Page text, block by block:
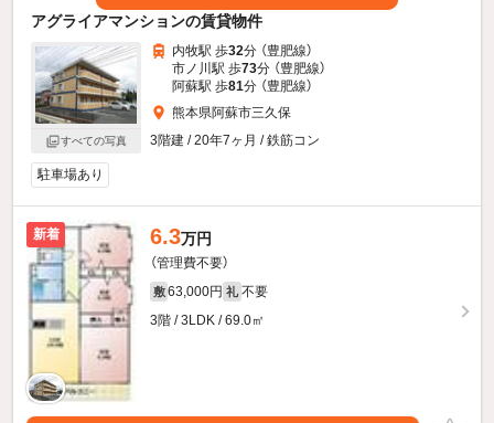
アグライアマンションの賃貸物件
すべての写真
内牧駅 歩32分 （豊肥線）
市ノ川駅 歩73分 （豊肥線）
阿蘇駅 歩81分 （豊肥線）
熊本県阿蘇市三久保
3階建 / 20年7ヶ月 / 鉄筋コン
駐車場あり
新着 6.3万円
（管理費不要）
敷 63,000円 礼 不要
3階 / 3LDK / 69.0㎡